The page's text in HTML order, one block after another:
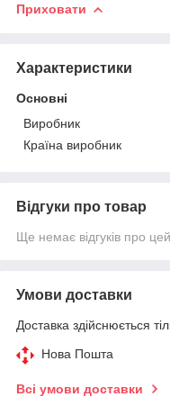
Приховати
Характеристики
Основні
Виробник
Країна виробник
Відгуки про товар
Ще немає відгуків про
Умови доставки
Доставка здійснюється
Нова Пошта
Всі умови доставки